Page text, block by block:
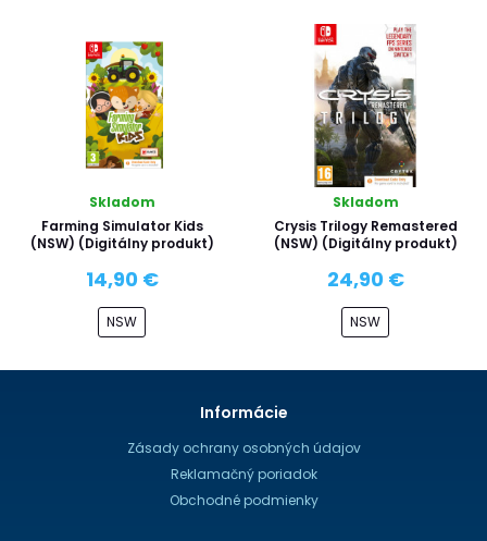
Skladom
Farming Simulator Kids
(NSW) (Digitálny produkt)
14,90 €
NSW
Skladom
Crysis Trilogy Remastered
(NSW) (Digitálny produkt)
24,90 €
NSW
Informácie
Zásady ochrany osobných údajov
Reklamačný poriadok
Obchodné podmienky